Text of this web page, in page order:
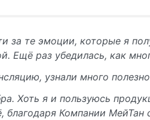
за те эмоции, которые я
Ещё раз убедилась, как
узнали много
Хоть я и пользуюсь
благодаря Компании